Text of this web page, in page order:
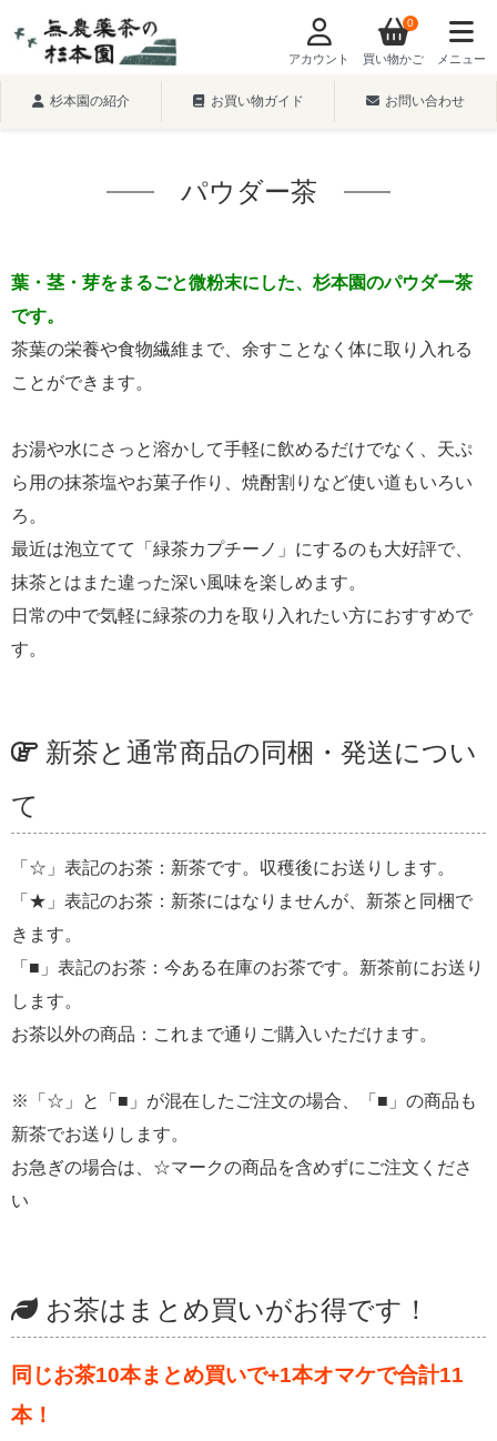
アカウント 買い物かご
0
メニュー
杉本園の紹介 お買い物ガイド お問い合わせ
パウダー茶
葉・茎・芽をまるごと微粉末にした、杉本園のパウダー茶
です。
茶葉の栄養や食物繊維まで、余すことなく体に取り入れる
ことができます。
お湯や水にさっと溶かして手軽に飲めるだけでなく、天ぷ
ら用の抹茶塩やお菓子作り、焼酎割りなど使い道もいろい
ろ。
最近は泡立てて「緑茶カプチーノ」にするのも大好評で、
抹茶とはまた違った深い風味を楽しめます。
日常の中で気軽に緑茶の力を取り入れたい方におすすめで
す。
新茶と通常商品の同梱・発送につい
て
「☆」表記のお茶：新茶です。収穫後にお送りします。
「★」表記のお茶：新茶にはなりませんが、新茶と同梱で
きます。
「■」表記のお茶：今ある在庫のお茶です。新茶前にお送り
します。
お茶以外の商品：これまで通りご購入いただけます。
※「☆」と「■」が混在したご注文の場合、「■」の商品も
新茶でお送りします。
お急ぎの場合は、☆マークの商品を含めずにご注文くださ
い
お茶はまとめ買いがお得です！
同じお茶10本まとめ買いで+1本オマケで合計11
本！